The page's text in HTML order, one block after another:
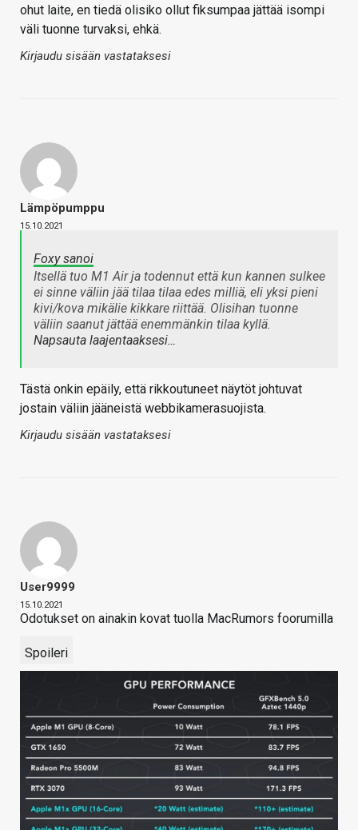
ohut laite, en tiedä olisiko ollut fiksumpaa jättää isompi
väli tuonne turvaksi, ehkä.
Kirjaudu sisään vastataksesi
Lämpöpumppu
15.10.2021
Foxy sanoi
Itsellä tuo M1 Air ja todennut että kun kannen sulkee
ei sinne väliin jää tilaa tilaa edes milliä, eli yksi pieni
kivi/kova mikälie kikkare riittää. Olisihan tuonne
väliin saanut jättää enemmänkin tilaa kyllä.
Napsauta laajentaaksesi…
Tästä onkin epäily, että rikkoutuneet näytöt johtuvat
jostain väliin jääneistä webbikamerasuojista.
Kirjaudu sisään vastataksesi
User9999
15.10.2021
Odotukset on ainakin kovat tuolla MacRumors foorumilla
Spoileri